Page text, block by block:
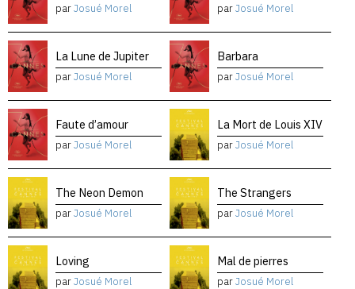
parJosué Morel parJosué Morel
La Lune de Jupiter
parJosué Morel
Barbara
parJosué Morel
Faute d’amour
parJosué Morel
La Mort de Louis XIV
parJosué Morel
The Neon Demon
parJosué Morel
The Strangers
parJosué Morel
Loving
parJosué Morel
Mal de pierres
parJosué Morel